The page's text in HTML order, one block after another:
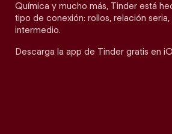
Química y mucho más, Tinder está
tipo de conexión: rollos, relación
intermedio.
Descarga la app de Tinder gratis en